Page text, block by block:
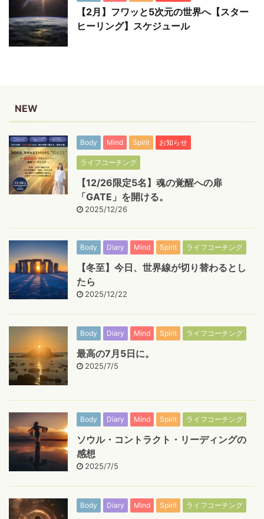
【2月】フワッと5次元の世界へ【スター
ヒーリング】スケジュール
NEW
Body Mind Spirit お知らせ
ライフコーチング
【12/26限定5名】魂の覚醒への扉
「GATE」を開ける。
2025/12/26
Body Diary Mind Spirit ライフコーチング
【冬至】今日、世界線が切り替わるとし
たら
2025/12/22
Body Diary Mind Spirit ライフコーチング
最高の7月5日に。
2025/7/5
Body Diary Mind Spirit ライフコーチング
ソウル・コントラクト・リーディングの
感想
2025/7/5
Body Diary Mind Spirit ライフコーチング